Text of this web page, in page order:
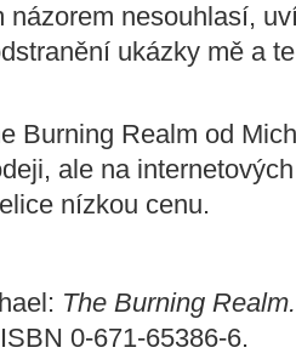
názorem nesouhlasí,
ukázky mě a
Burning Realm od
ale na
nízkou cenu.
The Burning Realm.
0-671-65386-6.